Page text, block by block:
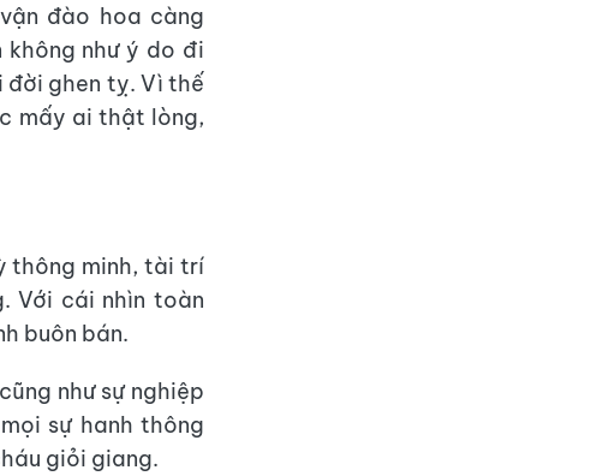
đào hoa càng
không như ý do đi
đời ghen tỵ. Vì thế
mấy ai thật lòng,
thông minh, tài trí
Với cái nhìn toàn
buôn bán.
như sự nghiệp
sự hanh thông
giỏi giang.